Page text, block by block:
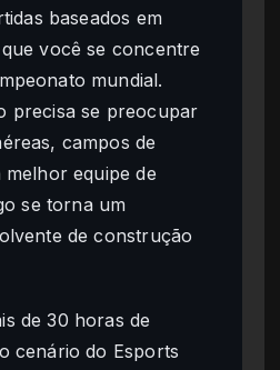
baseados em
você se concentre
mundial.
precisa se preocupar
campos de
equipe de
se torna um
de construção
de 30 horas de
cenário do Esports